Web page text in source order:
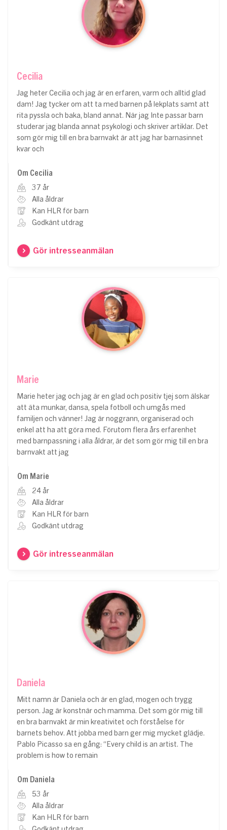
Cecilia
Jag heter Cecilia och jag är en erfaren, varm och alltid glad
dam! Jag tycker om att ta med barnen på lekplats samt att
rita pyssla och baka, bland annat. När jag Inte passar barn
studerar jag blanda annat psykologi och skriver artiklar. Det
som gör mig till en bra barnvakt är att jag har barnasinnet
kvar och
Om Cecilia
37 år
Alla åldrar
Kan HLR för barn
Godkänt utdrag
Gör intresseanmälan
Marie
Marie heter jag och jag är en glad och positiv tjej som älskar
att äta munkar, dansa, spela fotboll och umgås med
familjen och vänner! Jag är noggrann, organiserad och
enkel att ha att göra med. Förutom flera års erfarenhet
med barnpassning i alla åldrar, är det som gör mig till en bra
barnvakt att jag
Om Marie
24 år
Alla åldrar
Kan HLR för barn
Godkänt utdrag
Gör intresseanmälan
Daniela
Mitt namn är Daniela och är en glad, mogen och trygg
person. Jag är konstnär och mamma. Det som gör mig till
en bra barnvakt är min kreativitet och förståelse för
barnets behov. Att jobba med barn ger mig mycket glädje.
Pablo Picasso sa en gång: “Every child is an artist. The
problem is how to remain
Om Daniela
53 år
Alla åldrar
Kan HLR för barn